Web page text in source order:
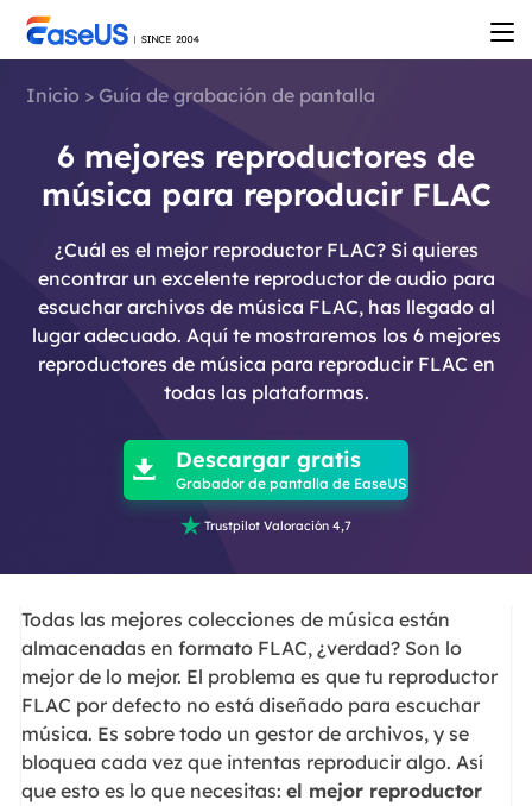
Inicio > Guía de grabación de pantalla
6 mejores reproductores de
música para reproducir FLAC
¿Cuál es el mejor reproductor FLAC? Si quieres
encontrar un excelente reproductor de audio para
escuchar archivos de música FLAC, has llegado al
lugar adecuado. Aquí te mostraremos los 6 mejores
reproductores de música para reproducir FLAC en
todas las plataformas.
 Descargar gratis
Grabador de pantalla de EaseUS
 Trustpilot Valoración 4,7
Todas las mejores colecciones de música están
almacenadas en formato FLAC, ¿verdad? Son lo
mejor de lo mejor. El problema es que tu reproductor
FLAC por defecto no está diseñado para escuchar
música. Es sobre todo un gestor de archivos, y se
bloquea cada vez que intentas reproducir algo. Así
que esto es lo que necesitas: el mejor reproductor